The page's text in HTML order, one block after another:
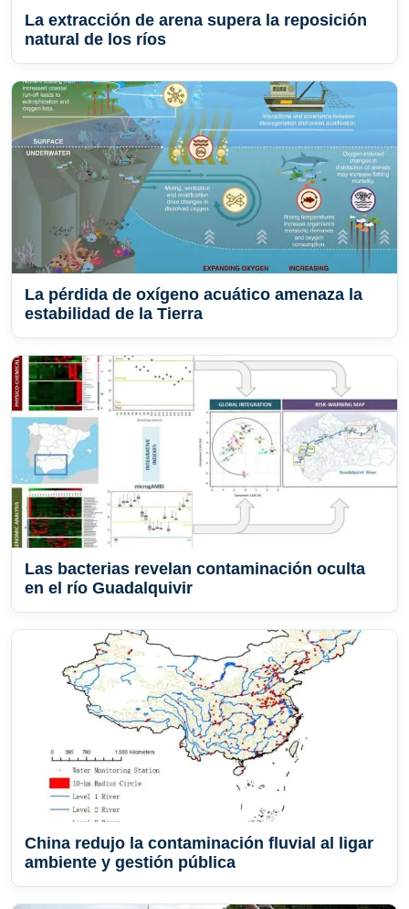
La extracción de arena supera la reposición
natural de los ríos
La pérdida de oxígeno acuático amenaza la
estabilidad de la Tierra
Las bacterias revelan contaminación oculta
en el río Guadalquivir
China redujo la contaminación fluvial al ligar
ambiente y gestión pública